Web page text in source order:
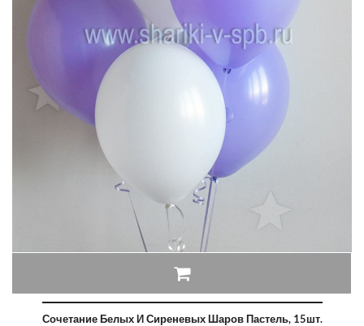
Сочетание Белых И Сиреневых Шаров Пастель, 15шт.